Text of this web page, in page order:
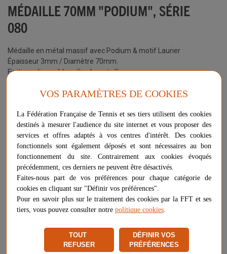
MÉDAILLE 70MM "PODIUM", SÉRIE
080
Médaille en métal massif avec Podium & motif Laurier
Épaisseur 3mm / Diamètre 70mm.
Finitions disponibles: Or - Argent - Bronze
Voir les questions / réponses
Couleur
argentbronze
Version
AJOUTER AU PANIER
VOS PARAMÈTRES DE COOKIES
La Fédération Française de Tennis et ses tiers utilisent des cookies
destinés à mesurer l'audience du site internet et vous proposer des
services et offres adaptés à vos centres d'intérêt. Des cookies
fonctionnels sont également déposés et sont nécessaires au bon
fonctionnement du site. Contrairement aux cookies évoqués
précédemment, ces derniers ne peuvent être désactivés.
Faites-nous part de vos préférences pour chaque catégorie de
cookies en cliquant sur "Définir vos préférences".
Pour en savoir plus sur le traitement des cookies par la FFT et ses
tiers, vous pouvez consulter notre politique cookies.
TOUT
REFUSER
DÉFINIR VOS
PRÉFÉRENCES